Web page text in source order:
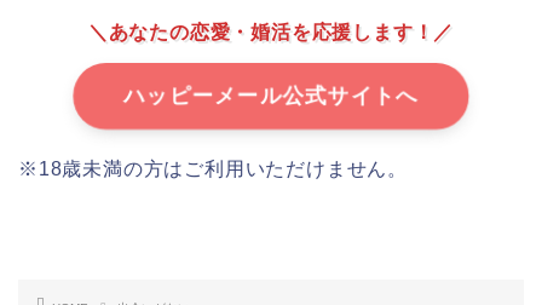
＼あなたの恋愛・婚活を応援します！／
ハッピーメール公式サイトへ
※18歳未満の方はご利用いただけません。